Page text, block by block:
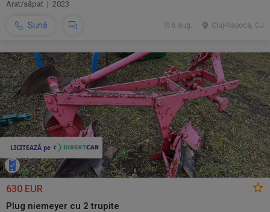
Arat/săpat | 2023
Sună Cluj-Napoca, CJ
6 aug.
630 EUR
Plug niemeyer cu 2 trupite